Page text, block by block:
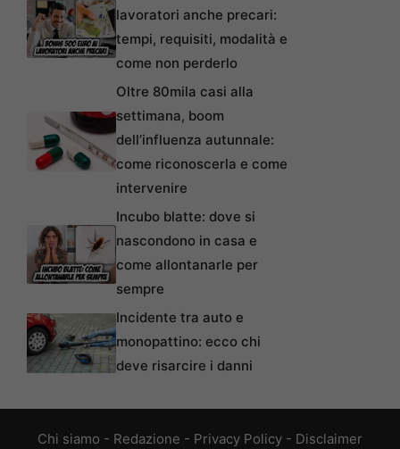
lavoratori anche precari:
tempi, requisiti, modalità e
come non perderlo
Oltre 80mila casi alla
settimana, boom
dell’influenza autunnale:
come riconoscerla e come
intervenire
Incubo blatte: dove si
nascondono in casa e
come allontanarle per
sempre
Incidente tra auto e
monopattino: ecco chi
deve risarcire i danni
Chi siamo - Redazione - Privacy Policy - Disclaimer